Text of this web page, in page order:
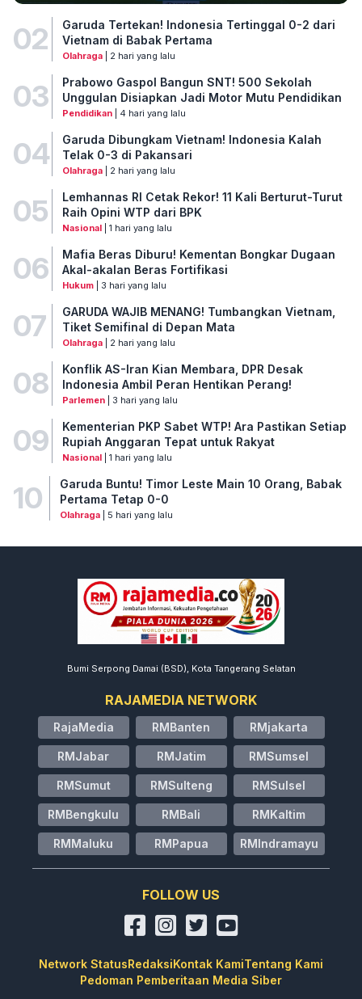
02
Garuda Tertekan! Indonesia Tertinggal 0-2 dari
Vietnam di Babak Pertama
Olahraga| 2 hari yang lalu
03
Prabowo Gaspol Bangun SNT! 500 Sekolah
Unggulan Disiapkan Jadi Motor Mutu Pendidikan
Pendidikan| 4 hari yang lalu
04
Garuda Dibungkam Vietnam! Indonesia Kalah
Telak 0-3 di Pakansari
Olahraga| 2 hari yang lalu
05
Lemhannas RI Cetak Rekor! 11 Kali Berturut-Turut
Raih Opini WTP dari BPK
Nasional| 1 hari yang lalu
06
Mafia Beras Diburu! Kementan Bongkar Dugaan
Akal-akalan Beras Fortifikasi
Hukum| 3 hari yang lalu
07
GARUDA WAJIB MENANG! Tumbangkan Vietnam,
Tiket Semifinal di Depan Mata
Olahraga| 2 hari yang lalu
08
Konflik AS-Iran Kian Membara, DPR Desak
Indonesia Ambil Peran Hentikan Perang!
Parlemen| 3 hari yang lalu
09
Kementerian PKP Sabet WTP! Ara Pastikan Setiap
Rupiah Anggaran Tepat untuk Rakyat
Nasional| 1 hari yang lalu
10
Garuda Buntu! Timor Leste Main 10 Orang, Babak
Pertama Tetap 0-0
Olahraga| 5 hari yang lalu
Bumi Serpong Damai (BSD), Kota Tangerang Selatan
RAJAMEDIA NETWORK
RajaMedia RMBanten RMjakarta
RMJabar RMJatim RMSumsel
RMSumut RMSulteng RMSulsel
RMBengkulu RMBali RMKaltim
RMMaluku RMPapua RMIndramayu
FOLLOW US
Network StatusRedaksiKontak KamiTentang Kami
Pedoman Pemberitaan Media Siber